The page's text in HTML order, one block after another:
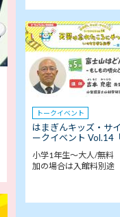
トークイベント
はまぎんキッズ・サ
ークイベント Vol.14
小学1年生～大人/無
加の場合は入館料別途